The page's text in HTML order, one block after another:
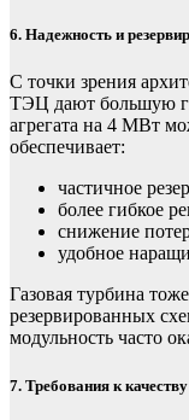
6. Надежность и
С точки зрения
ТЭЦ дают большую
агрегата на 4 МВт
обеспечивает:
частичное
более гибкое
снижение
удобное
Газовая турбина
резервированных
модульность часто
7. Требования к качеству